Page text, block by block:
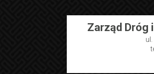
Zarząd Dróg